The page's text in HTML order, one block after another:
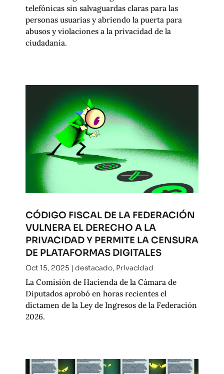
telefónicas sin salvaguardas claras para las
personas usuarias y abriendo la puerta para
abusos y violaciones a la privacidad de la
ciudadanía.
CÓDIGO FISCAL DE LA FEDERACIÓN
VULNERA EL DERECHO A LA
PRIVACIDAD Y PERMITE LA CENSURA
DE PLATAFORMAS DIGITALES
Oct 15, 2025 | destacado, Privacidad
La Comisión de Hacienda de la Cámara de
Diputados aprobó en horas recientes el
dictamen de la Ley de Ingresos de la Federación
2026.